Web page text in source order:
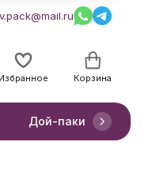
Избранное Корзина
Дой-паки